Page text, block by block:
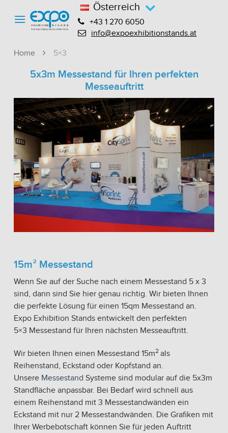
Österreich
+43 1 270 6050
info@expoexhibitionstands.at
Home 5×3
5x3m Messestand für Ihren perfekten
Messeauftritt
15m² Messestand
Wenn Sie auf der Suche nach einem Messestand 5 x 3
sind, dann sind Sie hier genau richtig. Wir bieten Ihnen
die perfekte Lösung für einen 15qm Messestand an.
Expo Exhibition Stands entwickelt den perfekten
5×3 Messestand für Ihren nächsten Messeauftritt.
Wir bieten Ihnen einen Messestand 15m2 als
Reihenstand, Eckstand oder Kopfstand an.
Unsere Messestand Systeme sind modular auf die 5x3m
Standfläche anpassbar. Bei Bedarf wird schnell aus
einem Reihenstand mit 3 Messestandwänden ein
Eckstand mit nur 2 Messestandwänden. Die Grafiken mit
Ihrer Werbebotschaft können Sie für jeden Auftritt